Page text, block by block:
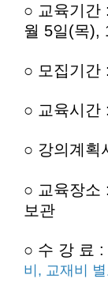
○ 교육기간
월 5일(목),
○ 모집기간
○ 교육시간
○ 강의계획
○ 교육장소
보관
○ 수 강 료 :
비, 교재비